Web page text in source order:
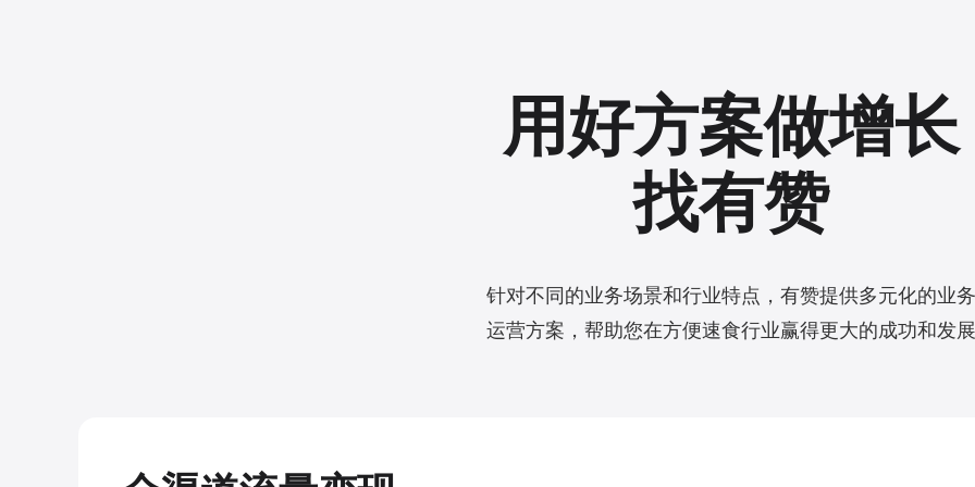
用好方案做增长
找有赞
针对不同的业务场景和行业特点，有赞提供多元化的业务
运营方案，帮助您在方便速食行业赢得更大的成功和发展